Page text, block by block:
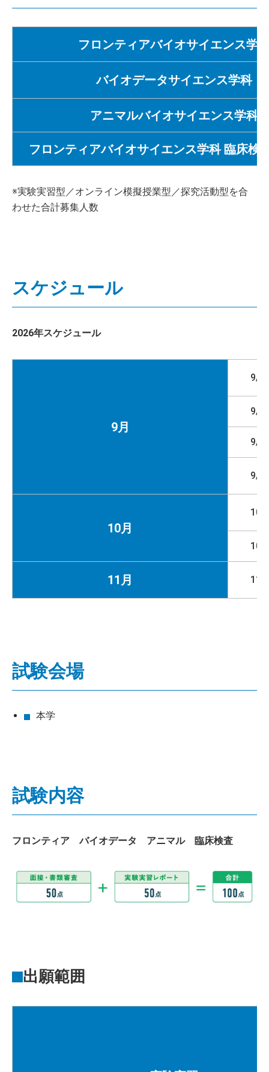
フロンティアバイオサイエンス学
バイオデータサイエンス学科
アニマルバイオサイエンス学科
フロンティアバイオサイエンス学科 臨床検
※実験実習型／オンライン模擬授業型／探究活動型を合
わせた合計募集人数
スケジュール
2026年スケジュール
9月
9/
9/
9/
9/
10月
10/
10/
11月 11/
試験会場
本学
試験内容
フロンティア バイオデータ アニマル 臨床検査
出願範囲